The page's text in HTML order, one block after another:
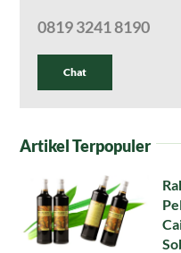
0819 3241 8190
Chat
Artikel Terpopuler